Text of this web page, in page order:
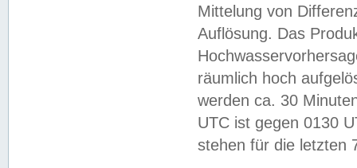
Mittelung von
Auflösung. Das
räumlich hoch
werden ca. 30
UTC ist gegen 0130
stehen für die letzten